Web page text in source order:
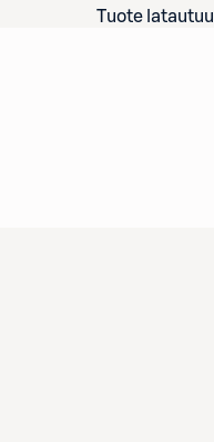
Tuote latautuu